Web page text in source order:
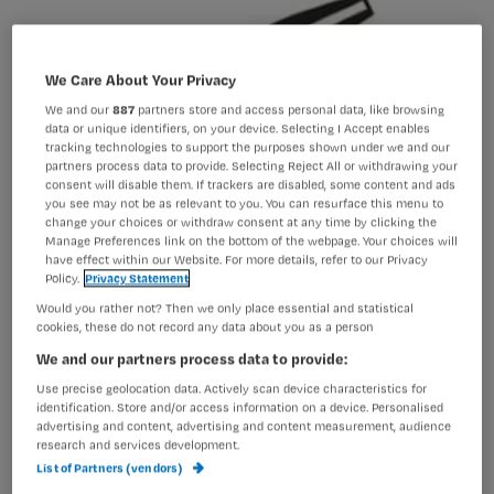
'Welkom in onze verzorgingsstaat'
We Care About Your Privacy
We and our887 partners store and access personal data, like browsing
data or unique identifiers, on your device. Selecting I Accept enables
tracking technologies to support the purposes shown under we and our
partners process data to provide. Selecting Reject All or withdrawing your
consent will disable them. If trackers are disabled, some content and ads
you see may not be as relevant to you. You can resurface this menu to
change your choices or withdraw consent at any time by clicking the
Manage Preferences link on the bottom of the webpage. Your choices will
have effect within our Website. For more details, refer to our Privacy
Policy. Privacy Statement
Would you rather not? Then we only place essential and statistical
cookies, these do not record any data about you as a person
We and our partners process data to provide:
Use precise geolocation data. Actively scan device characteristics for
identification. Store and/or access information on a device. Personalised
advertising and content, advertising and content measurement, audience
research and services development.
List of Partners (vendors)